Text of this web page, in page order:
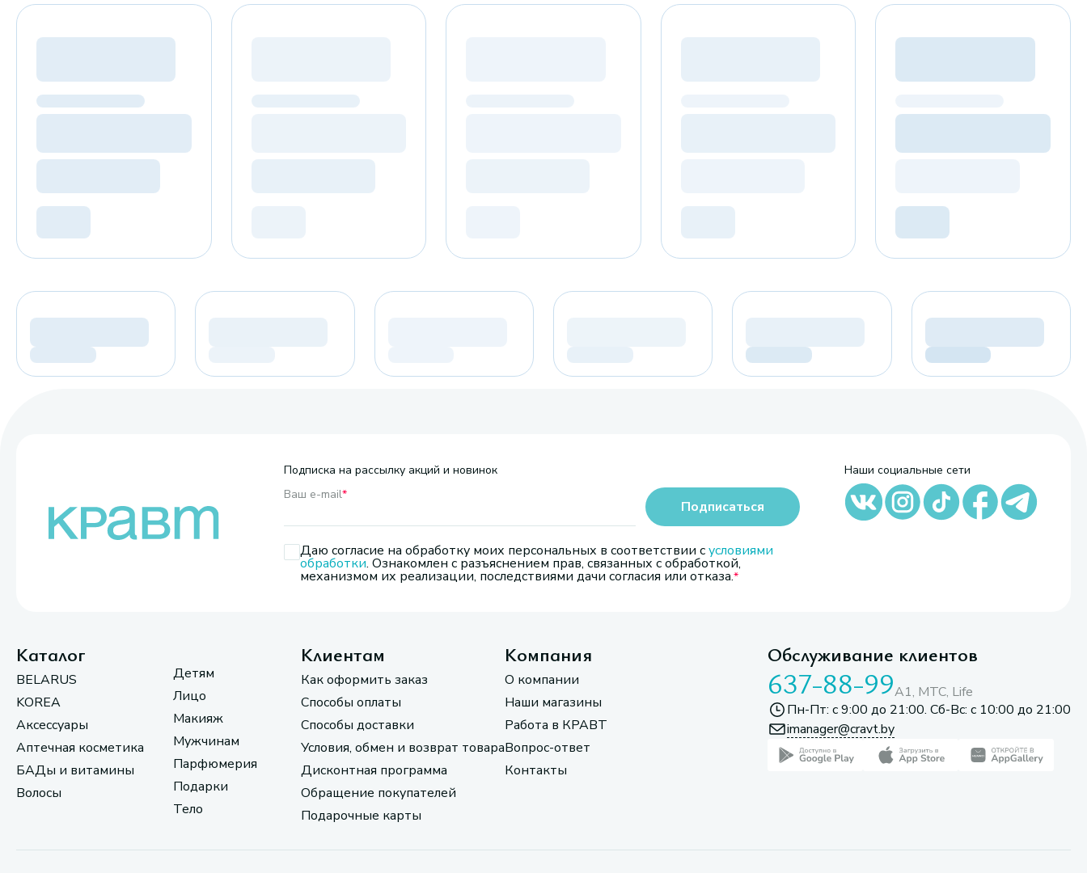
Подписка на рассылку акций и новинок
Ваш e-mail*
Даю согласие на обработку моих персональных в соответствии сусловиями
обработки. Ознакомлен с разъяснением прав, связанных с обработкой,
механизмом их реализации, последствиями дачи согласия или отказа.
Подписаться
Наши социальные сети
Каталог
BELARUS
KOREA
Аксессуары
Аптечная косметика
БАДы и витамины
Волосы
Детям
Лицо
Макияж
Мужчинам
Парфюмерия
Подарки
Тело
Клиентам
Как оформить заказ
Способы оплаты
Способы доставки
Условия, обмен и возврат товара
Дисконтная программа
Обращение покупателей
Подарочные карты
Компания
О компании
Наши магазины
Работа в КРАВТ
Вопрос-ответ
Контакты
Обслуживание клиентов
637-88-99A1, МТС, Life
Пн-Пт: с 9:00 до 21:00. Сб-Вс: с 10:00 до 21:00
imanager@cravt.by